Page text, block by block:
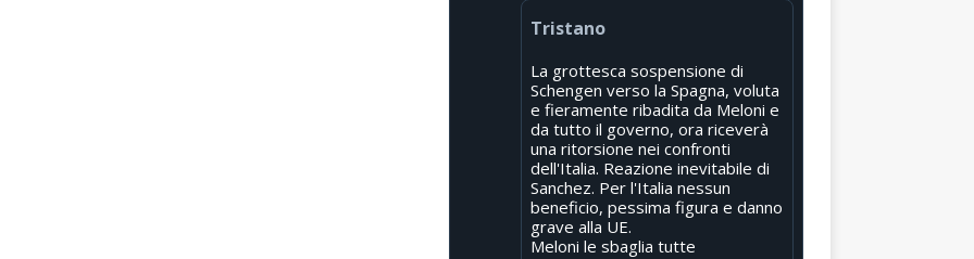
Tristano
La grottesca sospensione di
Schengen verso la Spagna, voluta
e fieramente ribadita da Meloni e
da tutto il governo, ora riceverà
una ritorsione nei confronti
dell'Italia. Reazione inevitabile di
Sanchez. Per l'Italia nessun
beneficio, pessima figura e danno
grave alla UE.
Meloni le sbaglia tutte